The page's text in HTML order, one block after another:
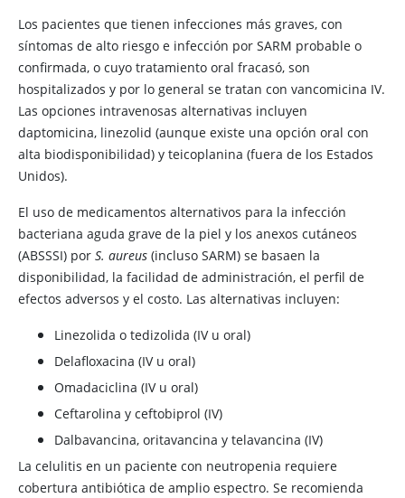
Los pacientes que tienen infecciones más graves, con
síntomas de alto riesgo e infección por SARM probable o
confirmada, o cuyo tratamiento oral fracasó, son
hospitalizados y por lo general se tratan con vancomicina IV.
Las opciones intravenosas alternativas incluyen
daptomicina, linezolid (aunque existe una opción oral con
alta biodisponibilidad) y teicoplanina (fuera de los Estados
Unidos).
El uso de medicamentos alternativos para la infección
bacteriana aguda grave de la piel y los anexos cutáneos
(ABSSSI) por S. aureus (incluso SARM) se basaen la
disponibilidad, la facilidad de administración, el perfil de
efectos adversos y el costo. Las alternativas incluyen:
Linezolida o tedizolida (IV u oral)
Delafloxacina (IV u oral)
Omadaciclina (IV u oral)
Ceftarolina y ceftobiprol (IV)
Dalbavancina, oritavancina y telavancina (IV)
La celulitis en un paciente con neutropenia requiere
cobertura antibiótica de amplio espectro. Se recomienda